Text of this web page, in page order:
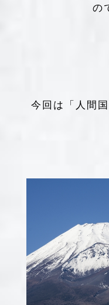
の
今回は「人間